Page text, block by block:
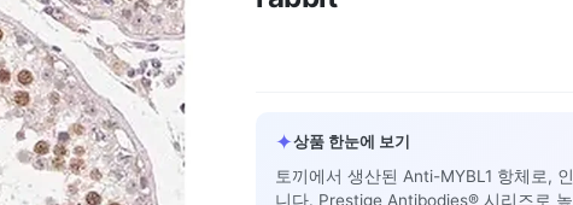
✦상품 한눈에 보기
토끼에서 생산된 Anti-MYBL1 항체로,
니다. Prestige Antibodies® 시리즈로